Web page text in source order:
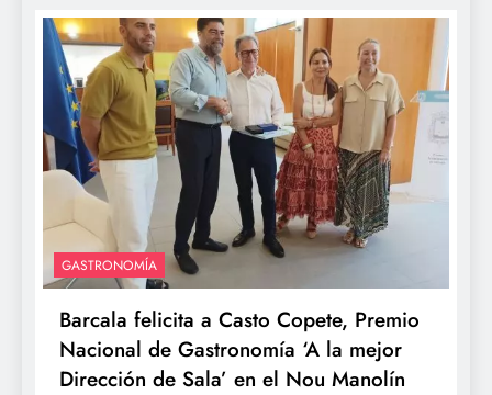
GASTRONOMÍA
Barcala felicita a Casto Copete, Premio
Nacional de Gastronomía ‘A la mejor
Dirección de Sala’ en el Nou Manolín